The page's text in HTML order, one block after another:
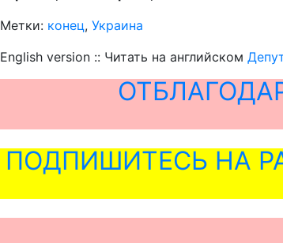
Метки: конец, Украина
English version :: Читать на английском
ПОДПИШИТЕСЬ НА